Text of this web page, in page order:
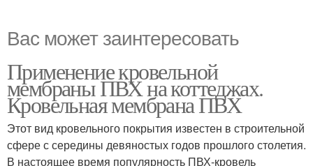
Вас может заинтересовать
Применение кровельной
мембраны ПВХ на коттеджах.
Кровельная мембрана ПВХ
Этот вид кровельного покрытия известен в строительной
сфере с середины девяностых годов прошлого столетия.
В настоящее время популярность ПВХ-кровель